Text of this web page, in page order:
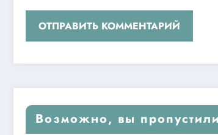
Возможно, вы пропустили